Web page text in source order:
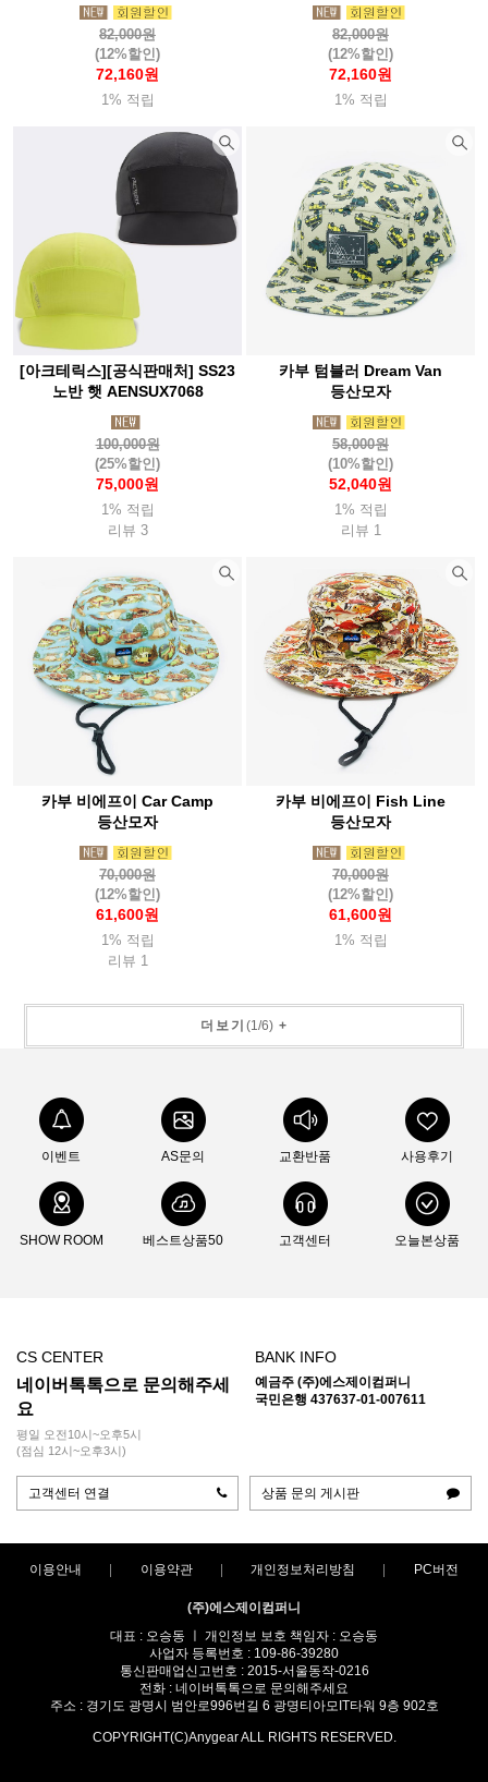
82,000원
(12%할인)
72,160원
1% 적립
82,000원
(12%할인)
72,160원
1% 적립
[아크테릭스][공식판매처] SS23
노반 햇 AENSUX7068
100,000원
(25%할인)
75,000원
1% 적립
리뷰 3
카부 텀블러 Dream Van
등산모자
58,000원
(10%할인)
52,040원
1% 적립
리뷰 1
카부 비에프이 Car Camp
등산모자
70,000원
(12%할인)
61,600원
1% 적립
리뷰 1
카부 비에프이 Fish Line
등산모자
70,000원
(12%할인)
61,600원
1% 적립
더보기 (1/6)+
이벤트 AS문의 교환반품 사용후기
SHOW ROOM 베스트상품50 고객센터 오늘본상품
CS CENTER
네이버톡톡으로 문의해주세
요
평일 오전10시~오후5시
(점심 12시~오후3시)
BANK INFO
예금주 (주)에스제이컴퍼니
국민은행 437637-01-007611
고객센터 연결 상품 문의 게시판
이용안내 이용약관 개인정보처리방침 PC버전
(주)에스제이컴퍼니
대표 : 오승동 ㅣ 개인정보 보호 책임자 : 오승동
사업자 등록번호 : 109-86-39280
통신판매업신고번호 : 2015-서울동작-0216
전화 : 네이버톡톡으로 문의해주세요
주소 : 경기도 광명시 범안로996번길 6 광명티아모IT타워 9층 902호
COPYRIGHT(C)Anygear ALL RIGHTS RESERVED.